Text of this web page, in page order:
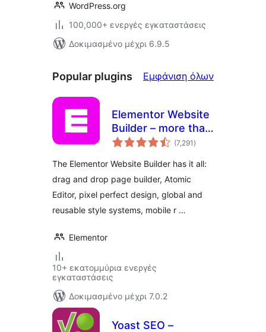
WordPress.org
100,000+ ενεργές εγκαταστάσεις
Δοκιμασμένο μέχρι 6.9.5
Popular plugins Εμφάνιση όλωνPopular
Elementor Website
Builder – more than
just a page builder
(7,291 αξιολογήσεις
σύνολο
)
The Elementor Website Builder has it all:
drag and drop page builder, Atomic
Editor, pixel perfect design, global and
reusable style systems, mobile r …
Elementor
10+ εκατομμύρια ενεργές
εγκαταστάσεις
Δοκιμασμένο μέχρι 7.0.2
Yoast SEO –